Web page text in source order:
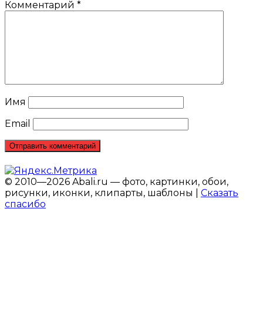
Комментарий *
Имя
Email
© 2010—2026 Abali.ru — фото, картинки, обои,
рисунки, иконки, клипарты, шаблоны | Сказать
спасибо